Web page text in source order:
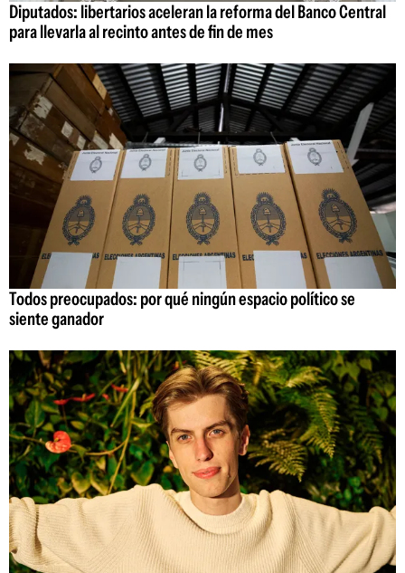
Diputados: libertarios aceleran la reforma del Banco Central
para llevarla al recinto antes de fin de mes
Todos preocupados: por qué ningún espacio político se
siente ganador